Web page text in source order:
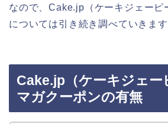
なので、Cake.jp（ケーキジェーピ
については引き続き調べていきま
Cake.jp（ケーキジェー
マガクーポンの有無